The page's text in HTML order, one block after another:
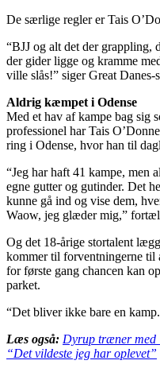
De særlige regler er Tais
“BJJ og alt det der grappling,
der gider ligge og kramme
ville slås!” siger Great Danes-
Aldrig kæmpet i Odense
Med et hav af kampe bag sig
professionel har Tais
ring i Odense, hvor han til
“Jeg har haft 41 kampe, men
egne gutter og gutinder. Det
kunne gå ind og vise dem,
Waow, jeg glæder mig,”
Og det 18-årige stortalent
kommer til forventningerne til
for første gang chancen kan
parket.
“Det bliver ikke bare en
Læs også: Dyrup træner med
“Det vildeste jeg har oplevet”